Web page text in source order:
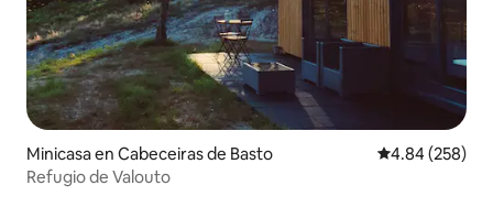
Minicasa en Cabeceiras de Basto Calificación
4.84 (258)
Refugio de Valouto